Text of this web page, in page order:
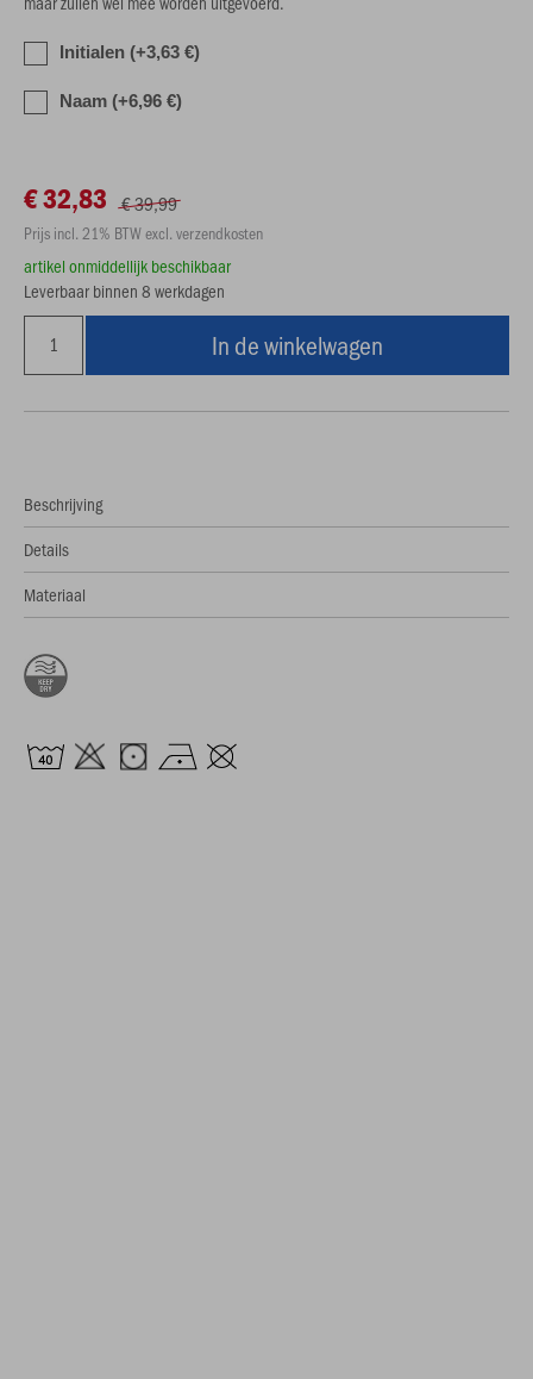
Initialen (+3,63 €)
Naam (+6,96 €)
€ 32,83 € 39,99
Prijs incl. 21% BTW excl. verzendkosten
artikel onmiddellijk beschikbaar
Leverbaar binnen 8 werkdagen
In de winkelwagen
Beschrijving
Details
Materiaal